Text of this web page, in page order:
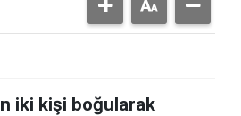
iki kişi boğularak